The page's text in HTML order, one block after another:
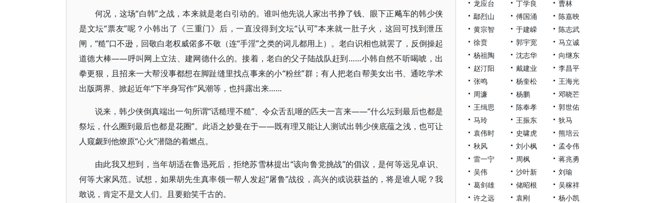
何况，这场“白韩”之战，本来就是老白引动的。谁叫他先说人家出书挣了钱、眼下正飚车的韩少侠
是文坛“票友”呢？小韩出了《三重门》后，一直没得到文坛“认可”本来就一肚子火，这回可找到泄压
闸，“糙”口不逊，回敬白老权威偌多不敬（连“手淫”之类的词儿都用上）。老白识相也就罢了，反倒操起
道德大棒——呼叫网上立法、建网德什么的。接着，老白的父子陆战队赶到……小韩自然不听喝唬，出
拳更狠，且招来一大帮没事都想在脚趾缝里找点事来的小“粉丝”群；有人把老白帮美女出书、通吃学术
出版两界、掀起近年“下半身写作”风潮等，也抖露出来……
说来，韩少侠倒真端出一句所谓“话糙理不糙”、令众舌乱咂的匹夫一言来——“什么坛到最后也都是
祭坛，什么圈到最后也都是花圈”。此语之妙曼在于——既有理又能让人测试出韩少侠底蕴之浅，也可让
人窥觑到他燎原“心火”潜隐的着燃点。
由此我又想到，当年胡适在鲁迅死后，拒绝苏雪林提出“该向鲁党挑战”的倡议，是何等远见卓识、
何等大家风范。试想，如果胡先生真率领一帮人发起“屠鲁”战役，高兴的或说获益的，将是谁人呢？我
敢说，肯定不是文人们。且要贻笑千古的。
龙应台
丁学良
曹林
鄢烈山
傅国涌
陈嘉映
黄宗智
于建嵘
陈志武
徐贲
郭宇宽
马立诚
杨祖陶
沈志华
向继东
赵汀阳
戴建业
李昌平
张鸣
杨奎松
王海光
周濂
杨鹏
邓晓芒
王缉思
陈奉孝
郭世佑
马玲
王振东
狄马
袁伟时
史啸虎
熊培云
秋风
刘小枫
孟令伟
雷一宁
周枫
蒋兆勇
吴伟
沙叶新
刘瑜
葛剑雄
储昭根
吴稼祥
许之远
袁刚
杨小凯